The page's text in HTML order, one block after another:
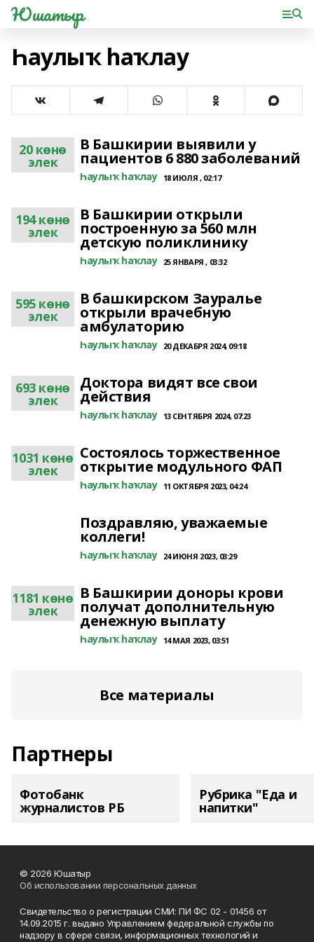
Юшатыр
Һаулыҡ һаҡлау
20 көнө
элек
В Башкирии выявили у
пациентов 6 880 заболеваний
Һаулыҡ һаҡлау 18 ИЮЛЯ , 02:17
194 көнө
элек
В Башкирии открыли
построенную за 560 млн
детскую поликлинику
Һаулыҡ һаҡлау 25 ЯНВАРЯ , 03:32
595 көнө
элек
В башкирском Зауралье
открыли врачебную
амбулаторию
Һаулыҡ һаҡлау 20 ДЕКАБРЯ 2024, 09:18
693 көнө
элек
Доктора видят все свои
действия
Һаулыҡ һаҡлау 13 СЕНТЯБРЯ 2024, 07:23
1031 көнө
элек
Состоялось торжественное
открытие модульного ФАП
Һаулыҡ һаҡлау 11 ОКТЯБРЯ 2023, 04:24
Поздравляю, уважаемые
коллеги!
Һаулыҡ һаҡлау 24 ИЮНЯ 2023, 03:29
1181 көнө
элек
В Башкирии доноры крови
получат дополнительную
денежную выплату
Һаулыҡ һаҡлау 14 МАЯ 2023, 03:51
Все материалы
Партнеры
Фотобанк
журналистов РБ
Рубрика "Еда и
напитки"
© 2026 Юшатыр
Об использовании персональных данных
Свидетельство о регистрации СМИ: ПИ ФС 02 - 01456 от
14.09.2015 г. выдано Управлением федеральной службы по
надзору в сфере связи, информационных технологий и